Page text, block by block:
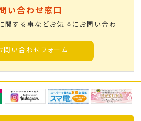
い合わせ窓口
関する事などお気軽にお問い合わ
問い合わせフォーム